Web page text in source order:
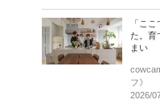
「こ
た。育
まい
フ》
2026/